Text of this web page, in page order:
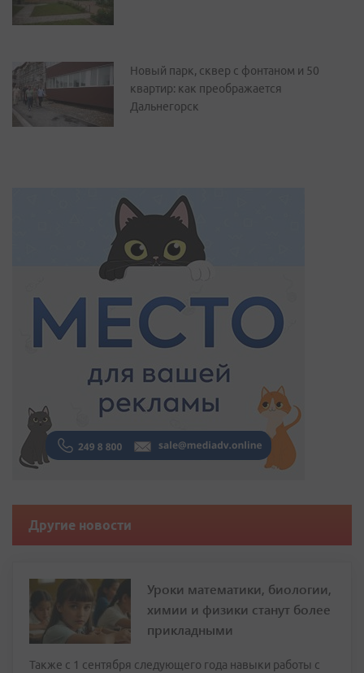
Новый парк, сквер с фонтаном и 50
квартир: как преображается
Дальнегорск
Другие новости
Уроки математики, биологии,
химии и физики станут более
прикладными
Также с 1 сентября следующего года навыки работы с